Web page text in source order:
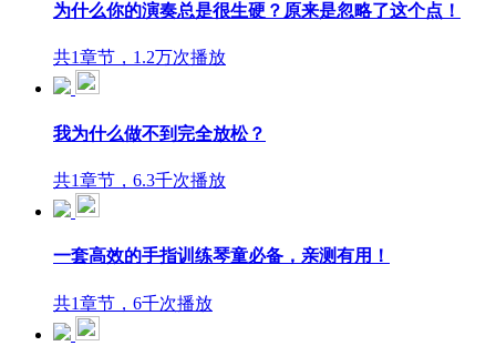
为什么你的演奏总是很生硬？原来是忽略了这个点！
共1章节，1.2万次播放
我为什么做不到完全放松？
共1章节，6.3千次播放
一套高效的手指训练琴童必备，亲测有用！
共1章节，6千次播放